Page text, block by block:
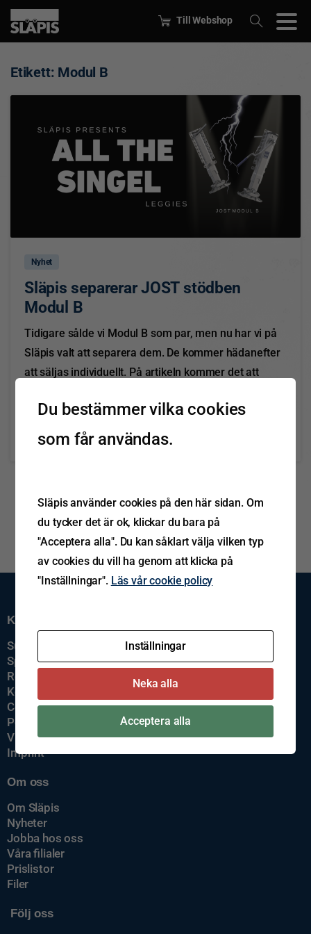
Till Webshop
Etikett: Modul B
Nyhet
Släpis separerar JOST stödben
Modul B
Tidigare sålde vi Modul B som par, men nu har vi på
Släpis valt att separera dem. De kommer hädanefter
att säljas individuellt. På artikeln kommer det att
kommer att ha...
november 5, 2024
Kundservice
Support
Spårning av gods
Reklamation
Kontakta oss
Cookiepolicy
Policys
Visselblåsning
Imprint
Om oss
Om Släpis
Nyheter
Jobba hos oss
Våra filialer
Prislistor
Filer
Följ oss
Du bestämmer vilka cookies
som får användas.
Släpis använder cookies på den här sidan. Om
du tycker det är ok, klickar du bara på
"Acceptera alla". Du kan såklart välja vilken typ
av cookies du vill ha genom att klicka på
"Inställningar". Läs vår cookie policy
Inställningar
Neka alla
Acceptera alla